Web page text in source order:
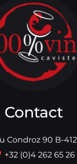
Contact
Condroz 90 B-
+32 (0)4 262 65 26